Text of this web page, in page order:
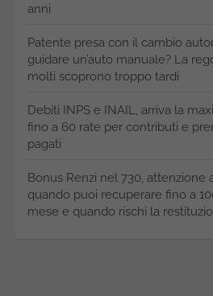
anni
Patente presa con il cambio
guidare un’auto manuale? La
molti scoprono troppo tardi
Debiti INPS e INAIL, arriva la
fino a 60 rate per contributi e
pagati
Bonus Renzi nel 730, attenzione
quando puoi recuperare fino a
mese e quando rischi la